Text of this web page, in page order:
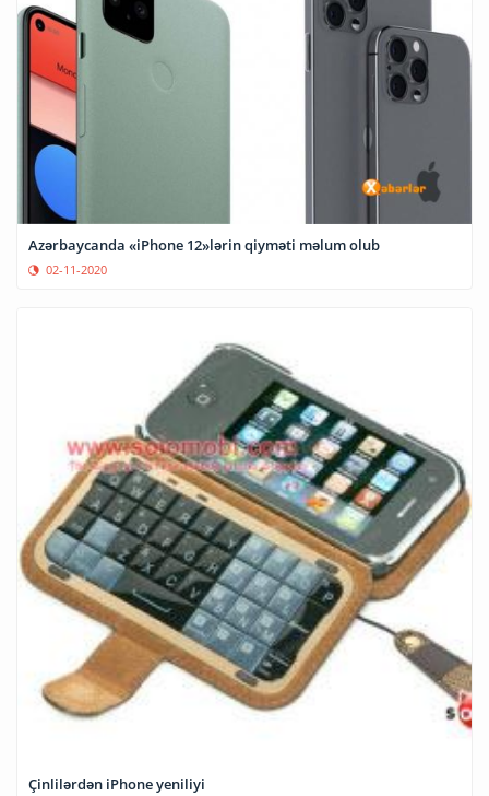
Azərbaycanda «iPhone 12»lərin qiyməti məlum olub
02-11-2020
Çinlilərdən iPhone yeniliyi